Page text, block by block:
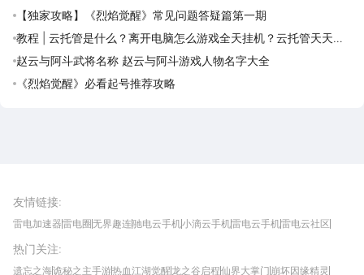
【独家攻略】《烈焰觉醒》常见问题答疑篇第一期
教程 | 云托管是什么？离开电脑怎么游戏全天挂机？云托管天天免
费领取攻略
赵云与阿斗武将名称 赵云与阿斗游戏人物名字大全
《烈焰觉醒》必看起号推荐攻略
友情链接:
雷电加速器雷电圈无界趣连驰电云手机小滴云手机雷电云手机雷电云社区
我爱vr网华军软件园
热门关注:
遗忘之海诡秘之主手游热血江湖觉醒龙之谷启程仙界大掌门 崩坏因缘精灵